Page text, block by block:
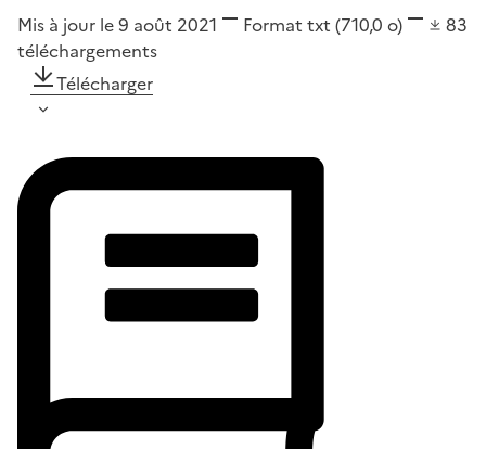
Mis à jour le 9 août 2021 Format txt (710,0 o)
83
téléchargements
Télécharger